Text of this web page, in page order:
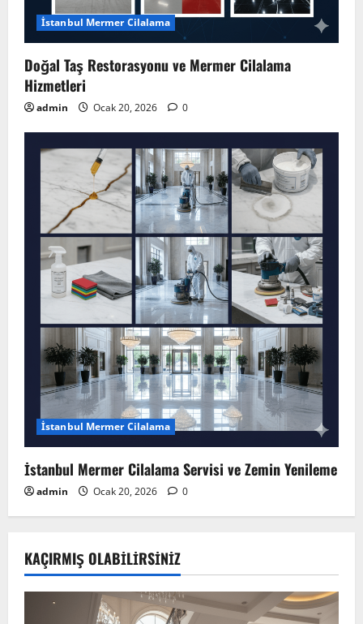
İstanbul Mermer Cilalama
Doğal Taş Restorasyonu ve Mermer Cilalama
Hizmetleri
admin Ocak 20, 2026 0
İstanbul Mermer Cilalama
İstanbul Mermer Cilalama Servisi ve Zemin Yenileme
admin Ocak 20, 2026 0
KAÇIRMIŞ OLABILIRSINIZ